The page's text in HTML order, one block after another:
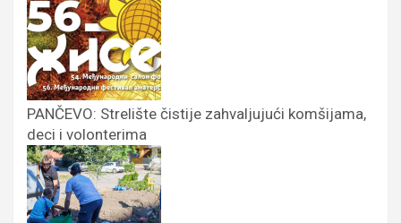
PANČEVO: Strelište čistije zahvaljujući komšijama,
deci i volonterima